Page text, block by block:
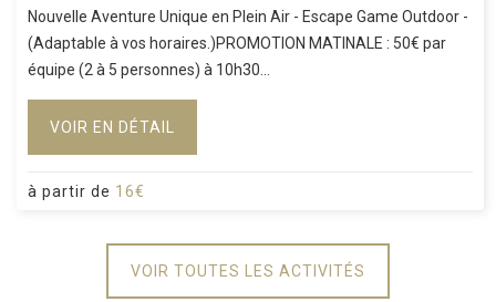
Nouvelle Aventure Unique en Plein Air - Escape Game Outdoor -
(Adaptable à vos horaires.)PROMOTION MATINALE : 50€ par
équipe (2 à 5 personnes) à 10h30...
VOIR EN DÉTAIL
à partir de 16€
VOIR TOUTES LES ACTIVITÉS